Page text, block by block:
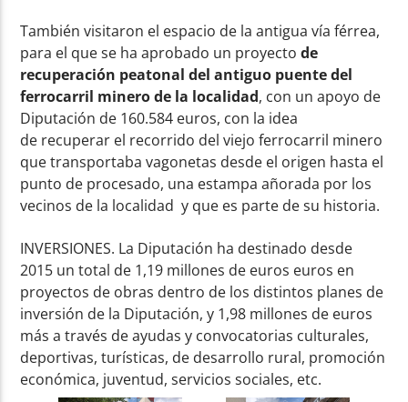
También visitaron el espacio de la antigua vía férrea,
para el que se ha aprobado un proyectode
recuperación peatonal del antiguo puente del
ferrocarril minero de la localidad, con un apoyo de
Diputación de 160.584 euros, con la idea
de recuperar el recorrido del viejo ferrocarril minero
que transportaba vagonetas desde el origen hasta el
punto de procesado, una estampa añorada por los
vecinos de la localidad y que es parte de su historia.
INVERSIONES. La Diputación ha destinado desde
2015 un total de 1,19 millones de euros euros en
proyectos de obras dentro de los distintos planes de
inversión de la Diputación, y 1,98 millones de euros
más a través de ayudas y convocatorias culturales,
deportivas, turísticas, de desarrollo rural, promoción
económica, juventud, servicios sociales, etc.